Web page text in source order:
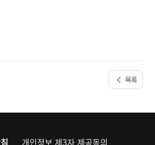
목록
개인정보 제3자 제공동의